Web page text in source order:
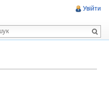
Увійти